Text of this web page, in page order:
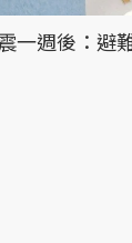
一週後：避